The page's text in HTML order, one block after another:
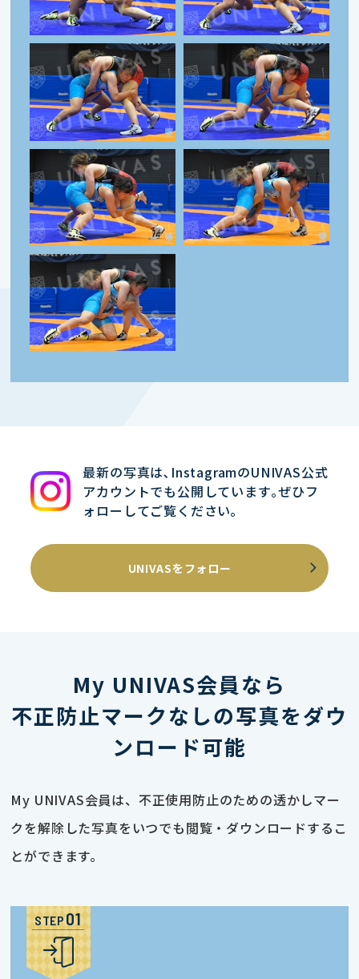
最新の写真は､InstagramのUNIVAS公式
アカウントでも公開しています｡ぜひフ
ォローしてご覧ください｡
UNIVASをフォロー
My UNIVAS会員なら
不正防止マークなしの写真をダウ
ンロード可能
My UNIVAS会員は、不正使用防止のための透かしマー
クを解除した写真をいつでも閲覧・ダウンロードするこ
とができます。
STEP